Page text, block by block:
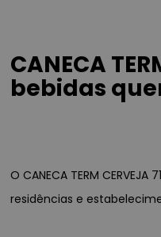
CANECA
bebidas
O CANECA TERM
residências e